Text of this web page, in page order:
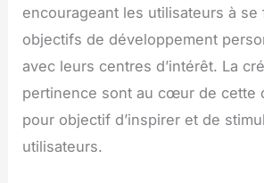
encourageant les utilisateurs à se
objectifs de développement
avec leurs centres d’intérêt. La
pertinence sont au cœur de cette
pour objectif d’inspirer et de
utilisateurs.